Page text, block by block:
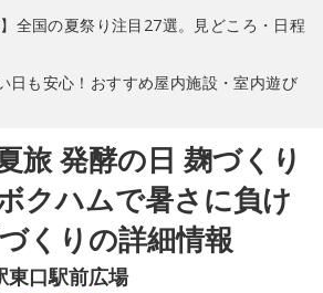
】全国の夏祭り注目27選。見どころ・日程
日も安心！おすすめ屋内施設・室内遊び
旅 発酵の日 麹づくり
クハムで暑さに負け
くりの詳細情報
東口駅前広場